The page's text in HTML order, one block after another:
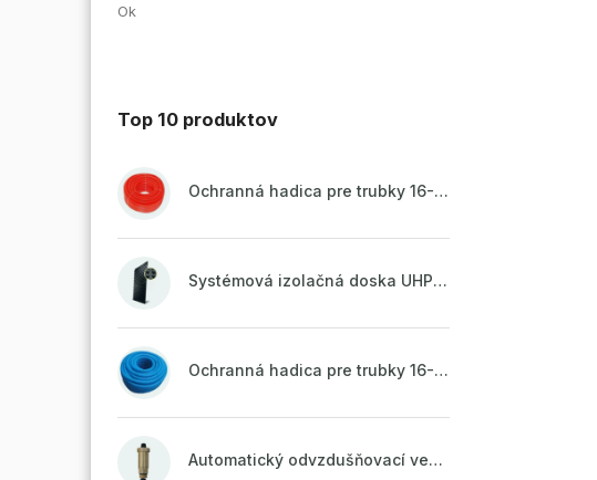
Ok
Top 10 produktov
Ochranná hadica pre trubky 16-18mm - červená
Systémová izolačná doska UHP51 (STIROTERMAL DUO 11)
Ochranná hadica pre trubky 16-18mm - modrá
Automatický odvzdušňovací ventil 1/2" so spätnou klapkou mosadzný (ODP.A15MO)